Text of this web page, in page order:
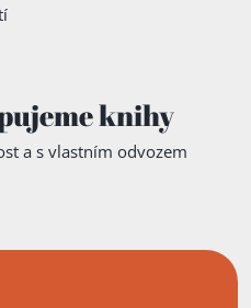
knihy
a s vlastním odvozem